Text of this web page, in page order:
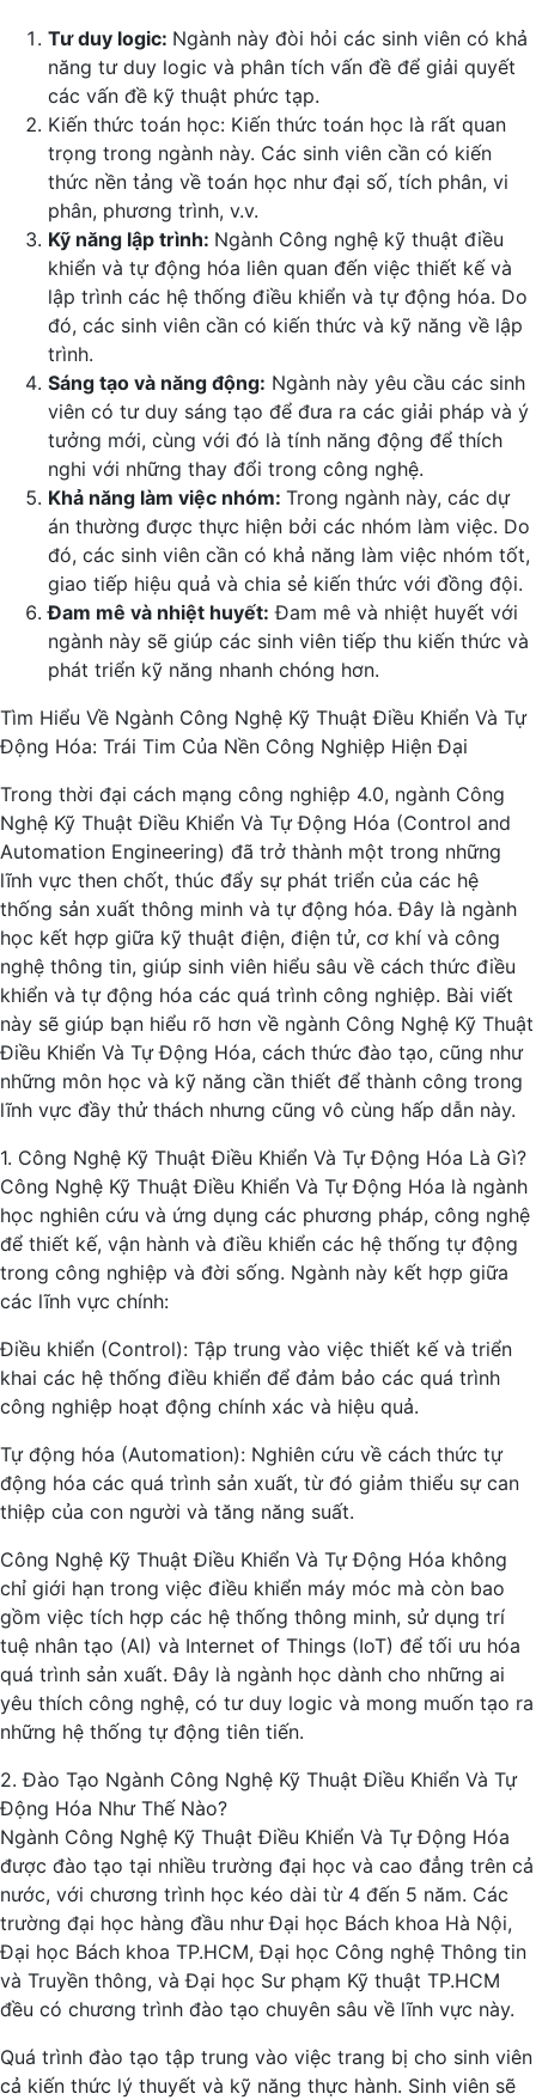
Tư duy logic: Ngành này đòi hỏi các sinh viên có khả
năng tư duy logic và phân tích vấn đề để giải quyết
các vấn đề kỹ thuật phức tạp.
Kiến thức toán học: Kiến thức toán học là rất quan
trọng trong ngành này. Các sinh viên cần có kiến
thức nền tảng về toán học như đại số, tích phân, vi
phân, phương trình, v.v.
Kỹ năng lập trình: Ngành Công nghệ kỹ thuật điều
khiển và tự động hóa liên quan đến việc thiết kế và
lập trình các hệ thống điều khiển và tự động hóa. Do
đó, các sinh viên cần có kiến thức và kỹ năng về lập
trình.
Sáng tạo và năng động: Ngành này yêu cầu các sinh
viên có tư duy sáng tạo để đưa ra các giải pháp và ý
tưởng mới, cùng với đó là tính năng động để thích
nghi với những thay đổi trong công nghệ.
Khả năng làm việc nhóm: Trong ngành này, các dự
án thường được thực hiện bởi các nhóm làm việc. Do
đó, các sinh viên cần có khả năng làm việc nhóm tốt,
giao tiếp hiệu quả và chia sẻ kiến thức với đồng đội.
Đam mê và nhiệt huyết: Đam mê và nhiệt huyết với
ngành này sẽ giúp các sinh viên tiếp thu kiến thức và
phát triển kỹ năng nhanh chóng hơn.
Tìm Hiểu Về Ngành Công Nghệ Kỹ Thuật Điều Khiển Và Tự
Động Hóa: Trái Tim Của Nền Công Nghiệp Hiện Đại
Trong thời đại cách mạng công nghiệp 4.0, ngành Công
Nghệ Kỹ Thuật Điều Khiển Và Tự Động Hóa (Control and
Automation Engineering) đã trở thành một trong những
lĩnh vực then chốt, thúc đẩy sự phát triển của các hệ
thống sản xuất thông minh và tự động hóa. Đây là ngành
học kết hợp giữa kỹ thuật điện, điện tử, cơ khí và công
nghệ thông tin, giúp sinh viên hiểu sâu về cách thức điều
khiển và tự động hóa các quá trình công nghiệp. Bài viết
này sẽ giúp bạn hiểu rõ hơn về ngành Công Nghệ Kỹ Thuật
Điều Khiển Và Tự Động Hóa, cách thức đào tạo, cũng như
những môn học và kỹ năng cần thiết để thành công trong
lĩnh vực đầy thử thách nhưng cũng vô cùng hấp dẫn này.
1. Công Nghệ Kỹ Thuật Điều Khiển Và Tự Động Hóa Là Gì?
Công Nghệ Kỹ Thuật Điều Khiển Và Tự Động Hóa là ngành
học nghiên cứu và ứng dụng các phương pháp, công nghệ
để thiết kế, vận hành và điều khiển các hệ thống tự động
trong công nghiệp và đời sống. Ngành này kết hợp giữa
các lĩnh vực chính:
Điều khiển (Control): Tập trung vào việc thiết kế và triển
khai các hệ thống điều khiển để đảm bảo các quá trình
công nghiệp hoạt động chính xác và hiệu quả.
Tự động hóa (Automation): Nghiên cứu về cách thức tự
động hóa các quá trình sản xuất, từ đó giảm thiểu sự can
thiệp của con người và tăng năng suất.
Công Nghệ Kỹ Thuật Điều Khiển Và Tự Động Hóa không
chỉ giới hạn trong việc điều khiển máy móc mà còn bao
gồm việc tích hợp các hệ thống thông minh, sử dụng trí
tuệ nhân tạo (AI) và Internet of Things (IoT) để tối ưu hóa
quá trình sản xuất. Đây là ngành học dành cho những ai
yêu thích công nghệ, có tư duy logic và mong muốn tạo ra
những hệ thống tự động tiên tiến.
2. Đào Tạo Ngành Công Nghệ Kỹ Thuật Điều Khiển Và Tự
Động Hóa Như Thế Nào?
Ngành Công Nghệ Kỹ Thuật Điều Khiển Và Tự Động Hóa
được đào tạo tại nhiều trường đại học và cao đẳng trên cả
nước, với chương trình học kéo dài từ 4 đến 5 năm. Các
trường đại học hàng đầu như Đại học Bách khoa Hà Nội,
Đại học Bách khoa TP.HCM, Đại học Công nghệ Thông tin
và Truyền thông, và Đại học Sư phạm Kỹ thuật TP.HCM
đều có chương trình đào tạo chuyên sâu về lĩnh vực này.
Quá trình đào tạo tập trung vào việc trang bị cho sinh viên
cả kiến thức lý thuyết và kỹ năng thực hành. Sinh viên sẽ